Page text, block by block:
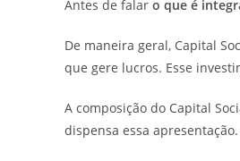
Antes de falar o que é
De maneira geral, Capital
que gere lucros. Esse
A composição do Capital
dispensa essa apresentação.